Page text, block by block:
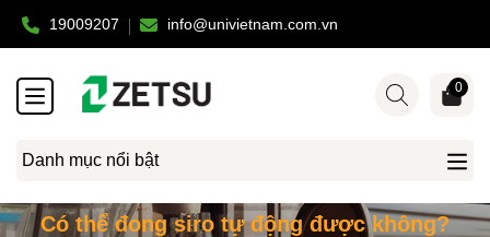
19009207 info@univietnam.com.vn
Danh mục nổi bật
0
Có thể đong siro tự động được không?